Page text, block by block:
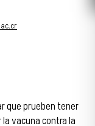
que prueben tener
vacuna contra la